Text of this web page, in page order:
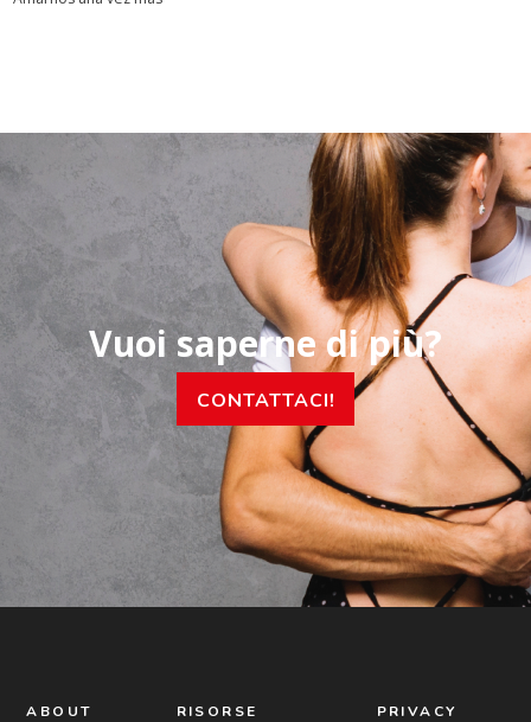
Vuoi saperne di più?
CONTATTACI!
ABOUT RISORSE PRIVACY